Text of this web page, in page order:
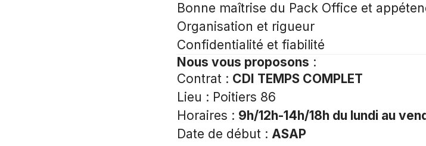
Bonne maîtrise du Pack Office et
Organisation et rigueur
Confidentialité et fiabilité
Nous vous proposons :
Contrat : CDI TEMPS COMPLET
Lieu : Poitiers 86
Horaires : 9h/12h-14h/18h du lundi au
Date de début : ASAP